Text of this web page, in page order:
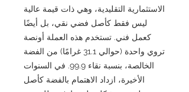
الاستثمارية التقليدية، وهي ذات قيمة عالية
ليس فقط كأصل فضي نقي، بل أيضًا
كعمل فني. تستخدم هذه العملة أونصة
تروي واحدة (حوالي 31.1 غرامًا) من الفضة
الخالصة، بنسبة نقاء 99.9. في السنوات
الأخيرة، ازداد الاهتمام بالفضة كأصل